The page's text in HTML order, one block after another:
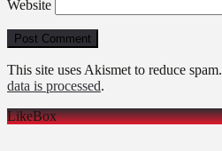
Website
This site uses Akismet to reduce spam.
data is processed.
LikeBox